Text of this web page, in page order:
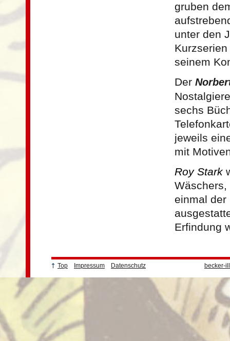
gruben
unter den
seinem
Der
sechs
jeweils
mit
Roy Stark
einmal der
Erfindung
Top Impressum Datenschutz becker-